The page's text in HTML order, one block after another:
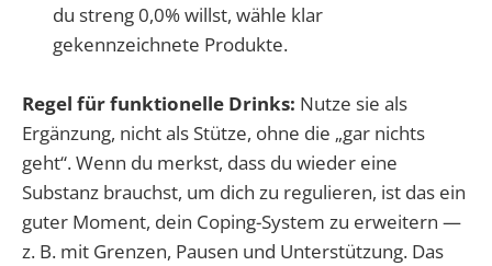
du streng 0,0% willst, wähle klar
gekennzeichnete Produkte.
Regel für funktionelle Drinks: Nutze sie als
Ergänzung, nicht als Stütze, ohne die „gar nichts
geht“. Wenn du merkst, dass du wieder eine
Substanz brauchst, um dich zu regulieren, ist das ein
guter Moment, dein Coping-System zu erweitern —
z. B. mit Grenzen, Pausen und Unterstützung. Das